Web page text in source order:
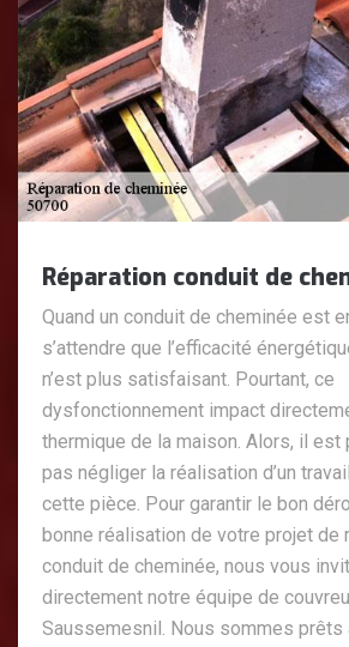
Réparation conduit de
Quand un conduit de cheminée est
s’attendre que l’efficacité
n’est plus satisfaisant. Pourtant, ce
dysfonctionnement impact
thermique de la maison. Alors, il est
pas négliger la réalisation d’un
cette pièce. Pour garantir le bon
bonne réalisation de votre projet de
conduit de cheminée, nous vous
directement notre équipe de
Saussemesnil. Nous sommes